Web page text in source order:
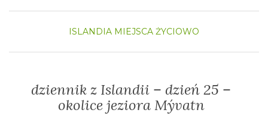
ISLANDIA MIEJSCA ŻYCIOWO
dziennik z Islandii – dzień 25 –
okolice jeziora Mývatn